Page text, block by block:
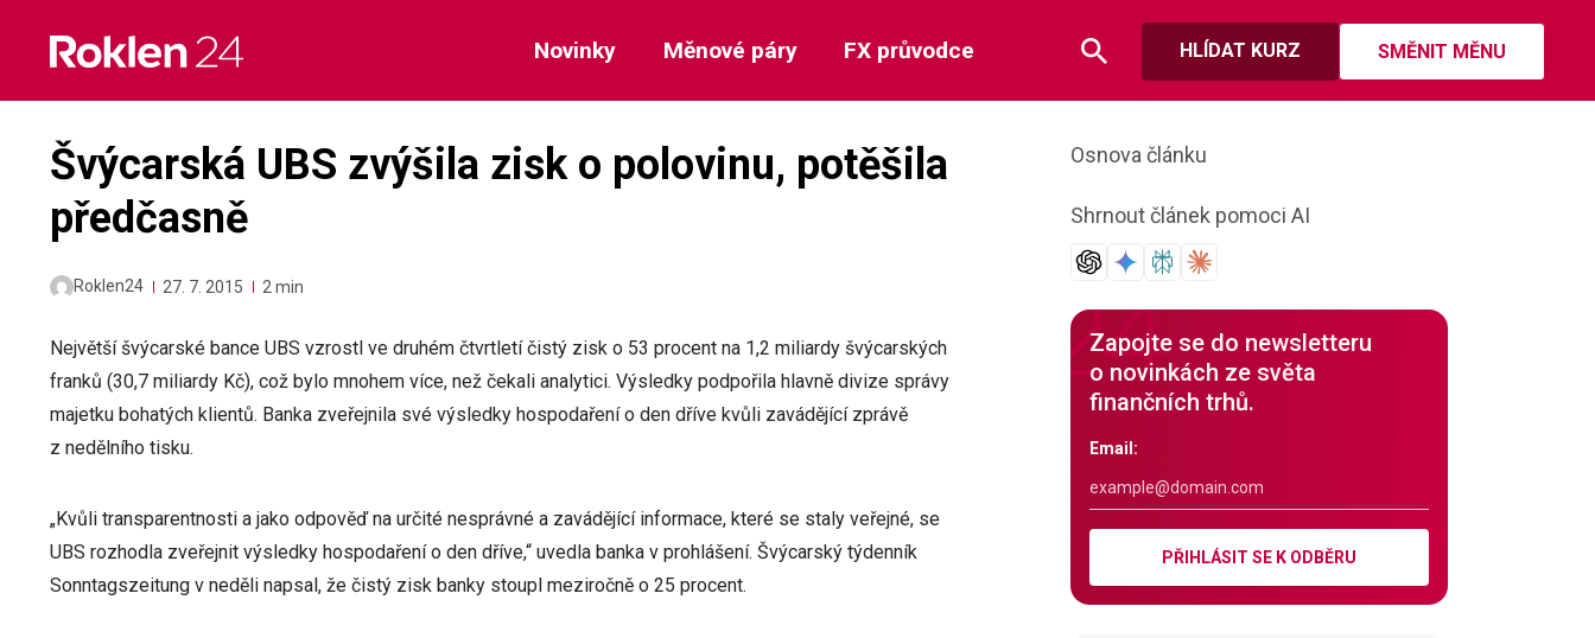
content
HLÍDAT KURZ SMĚNIT MĚNU
Novinky Měnové páry FX průvodce
Švýcarská UBS zvýšila zisk o polovinu, potěšila
předčasně
Roklen24 27. 7. 2015 2 min
Největší švýcarské bance UBS vzrostl ve druhém čtvrtletí čistý zisk o 53 procent na 1,2 miliardy švýcarských
franků (30,7 miliardy Kč), což bylo mnohem více, než čekali analytici. Výsledky podpořila hlavně divize správy
majetku bohatých klientů. Banka zveřejnila své výsledky hospodaření o den dříve kvůli zavádějící zprávě
z nedělního tisku.
„Kvůli transparentnosti a jako odpověď na určité nesprávné a zavádějící informace, které se staly veřejné, se
UBS rozhodla zveřejnit výsledky hospodaření o den dříve,“ uvedla banka v prohlášení. Švýcarský týdenník
Sonntagszeitung v neděli napsal, že čistý zisk banky stoupl meziročně o 25 procent.
Osnova článku
Shrnout článek pomoci AI
Zapojte se do newsletteru
o novinkách ze světa
finančních trhů.
Email:
PŘIHLÁSIT SE K ODBĚRU